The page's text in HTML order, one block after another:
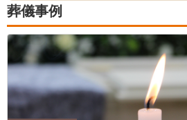
葬儀事例